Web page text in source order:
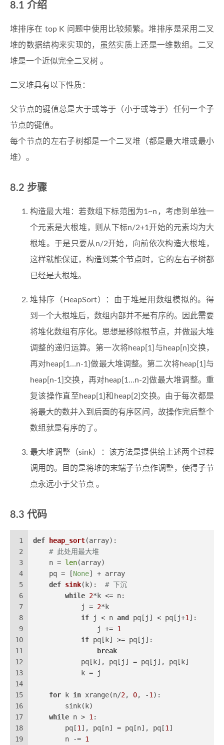
介绍
堆排序在 top K 问题中使用比较频繁。堆排序是采用二叉
堆的数据结构来实现的，虽然实质上还是一维数组。二叉
堆是一个近似完全二叉树 。
二叉堆具有以下性质：
父节点的键值总是大于或等于（小于或等于）任何一个子
节点的键值。
每个节点的左右子树都是一个二叉堆（都是最大堆或最小
堆）。
步骤
构造最大堆：若数组下标范围为1~n，考虑到单独一
个元素是大根堆，则从下标n/2+1开始的元素均为大
根堆。于是只要从n/2开始，向前依次构造大根堆，
这样就能保证，构造到某个节点时，它的左右子树都
已经是大根堆。
堆排序（HeapSort）：由于堆是用数组模拟的。得
到一个大根堆后，数组内部并不是有序的。因此需要
将堆化数组有序化。思想是移除根节点，并做最大堆
调整的递归运算。第一次将heap[1]与heap[n]交换，
再对heap[1…n-1]做最大堆调整。第二次将heap[1]与
heap[n-1]交换，再对heap[1…n-2]做最大堆调整。重
复该操作直至heap[1]和heap[2]交换。由于每次都是
将最大的数并入到后面的有序区间，故操作完后整个
数组就是有序的了。
最大堆调整（sink）：该方法是提供给上述两个过程
调用的。目的是将堆的末端子节点作调整，使得子节
点永远小于父节点 。
代码
1
2
3
4
5
6
7
8
9
10
11
12
13
14
15
16
17
18
19
def heap_sort(array):
# 此处用最大堆
    n =
len(array)
    pq = [
None] + array
def sink( k): # 下沉
while 2*k <= n:
            j =
2*k
if j < n and pq[j] < pq[j+1 ]:
                j +=
1
if pq[k] >= pq[j]:
break
            pq[k], pq[j] = pq[j], pq[k]
            k = j
for k in xrange(n/2, 0, -1 ):
        sink(k)
while n > 1 :
        pq[
1 ], pq[n] = pq[n], pq[1 ]
        n -=
1